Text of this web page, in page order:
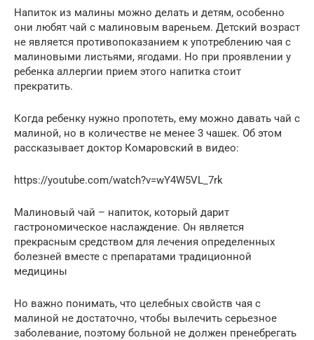
Напиток из малины можно делать и детям, особенно
они любят чай с малиновым вареньем. Детский возраст
не является противопоказанием к употреблению чая с
малиновыми листьями, ягодами. Но при проявлении у
ребенка аллергии прием этого напитка стоит
прекратить.
Когда ребенку нужно пропотеть, ему можно давать чай с
малиной, но в количестве не менее 3 чашек. Об этом
рассказывает доктор Комаровский в видео:
https://youtube.com/watch?v=wY4W5VL_7rk
Малиновый чай – напиток, который дарит
гастрономическое наслаждение. Он является
прекрасным средством для лечения определенных
болезней вместе с препаратами традиционной
медицины
Но важно понимать, что целебных свойств чая с
малиной не достаточно, чтобы вылечить серьезное
заболевание, поэтому больной не должен пренебрегать